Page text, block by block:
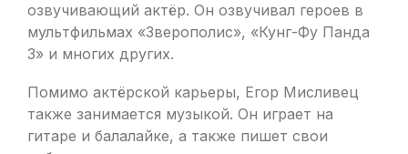
озвучивающий актёр. Он озвучивал героев в
мультфильмах «Зверополис», «Кунг-Фу Панда
3» и многих других.
Помимо актёрской карьеры, Егор Мисливец
также занимается музыкой. Он играет на
гитаре и балалайке, а также пишет свои